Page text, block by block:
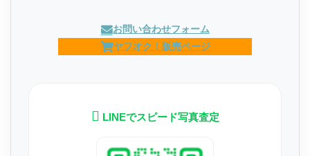
お問い合わせフォーム
ヤフオク！販売ページ
LINEでスピード写真査定